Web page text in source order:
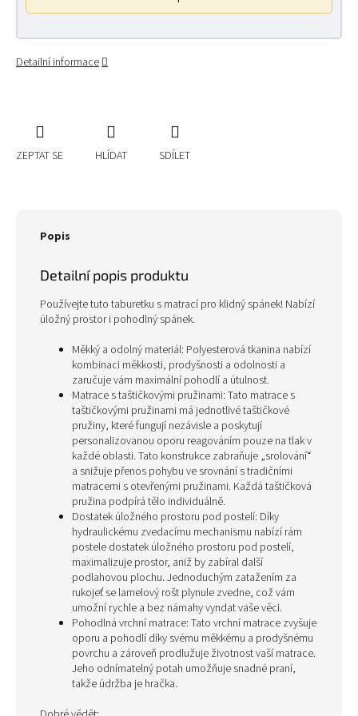
Detailní informace
ZEPTAT SE HLÍDAT SDÍLET
Popis
Detailní popis produktu
Používejte tuto taburetku s matrací pro klidný spánek! Nabízí
úložný prostor i pohodlný spánek.
Měkký a odolný materiál: Polyesterová tkanina nabízí
kombinaci měkkosti, prodyšnosti a odolnosti a
zaručuje vám maximální pohodlí a útulnost.
Matrace s taštičkovými pružinami: Tato matrace s
taštičkovými pružinami má jednotlivé taštičkové
pružiny, které fungují nezávisle a poskytují
personalizovanou oporu reagováním pouze na tlak v
každé oblasti. Tato konstrukce zabraňuje „srolování“
a snižuje přenos pohybu ve srovnání s tradičními
matracemi s otevřenými pružinami. Každá taštičková
pružina podpírá tělo individuálně.
Dostatek úložného prostoru pod postelí: Díky
hydraulickému zvedacímu mechanismu nabízí rám
postele dostatek úložného prostoru pod postelí,
maximalizuje prostor, aniž by zabíral další
podlahovou plochu. Jednoduchým zatažením za
rukojeť se lamelový rošt plynule zvedne, což vám
umožní rychle a bez námahy vyndat vaše věci.
Pohodlná vrchní matrace: Tato vrchní matrace zvyšuje
oporu a pohodlí díky svému měkkému a prodyšnému
povrchu a zároveň prodlužuje životnost vaší matrace.
Jeho odnímatelný potah umožňuje snadné praní,
takže údržba je hračka.